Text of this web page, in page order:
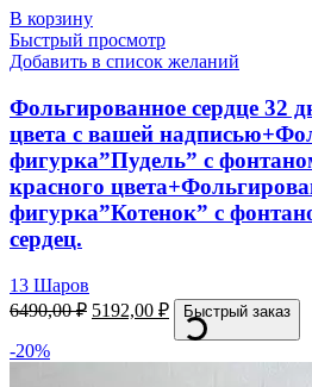
В корзину
Быстрый просмотр
Добавить в список желаний
Фольгированное сердце 32
цвета с вашей
фигурка”Пудель” с
красного
фигурка”Котенок” с
сердец.
13 Шаров
6490,00₽ 5192,00 ₽ Быстрый заказ
-20%